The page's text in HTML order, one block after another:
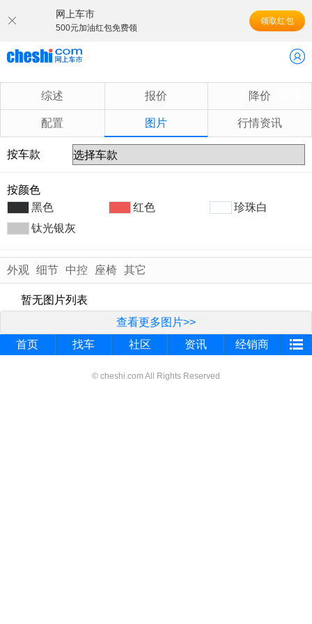
网上车市
500元加油红包免费领
领取红包
综述 报价 降价
配置 图片 行情资讯
按车款
按颜色
黑色
红色
珍珠白
钛光银灰
外观 细节 中控 座椅 其它
暂无图片列表
查看更多图片>>
首页
找车 社区 资讯 经销商
© cheshi.com All Rights Reserved